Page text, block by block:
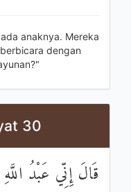
anaknya. Mereka
dengan
30
قَالَ إِنِّي عَبْدُ